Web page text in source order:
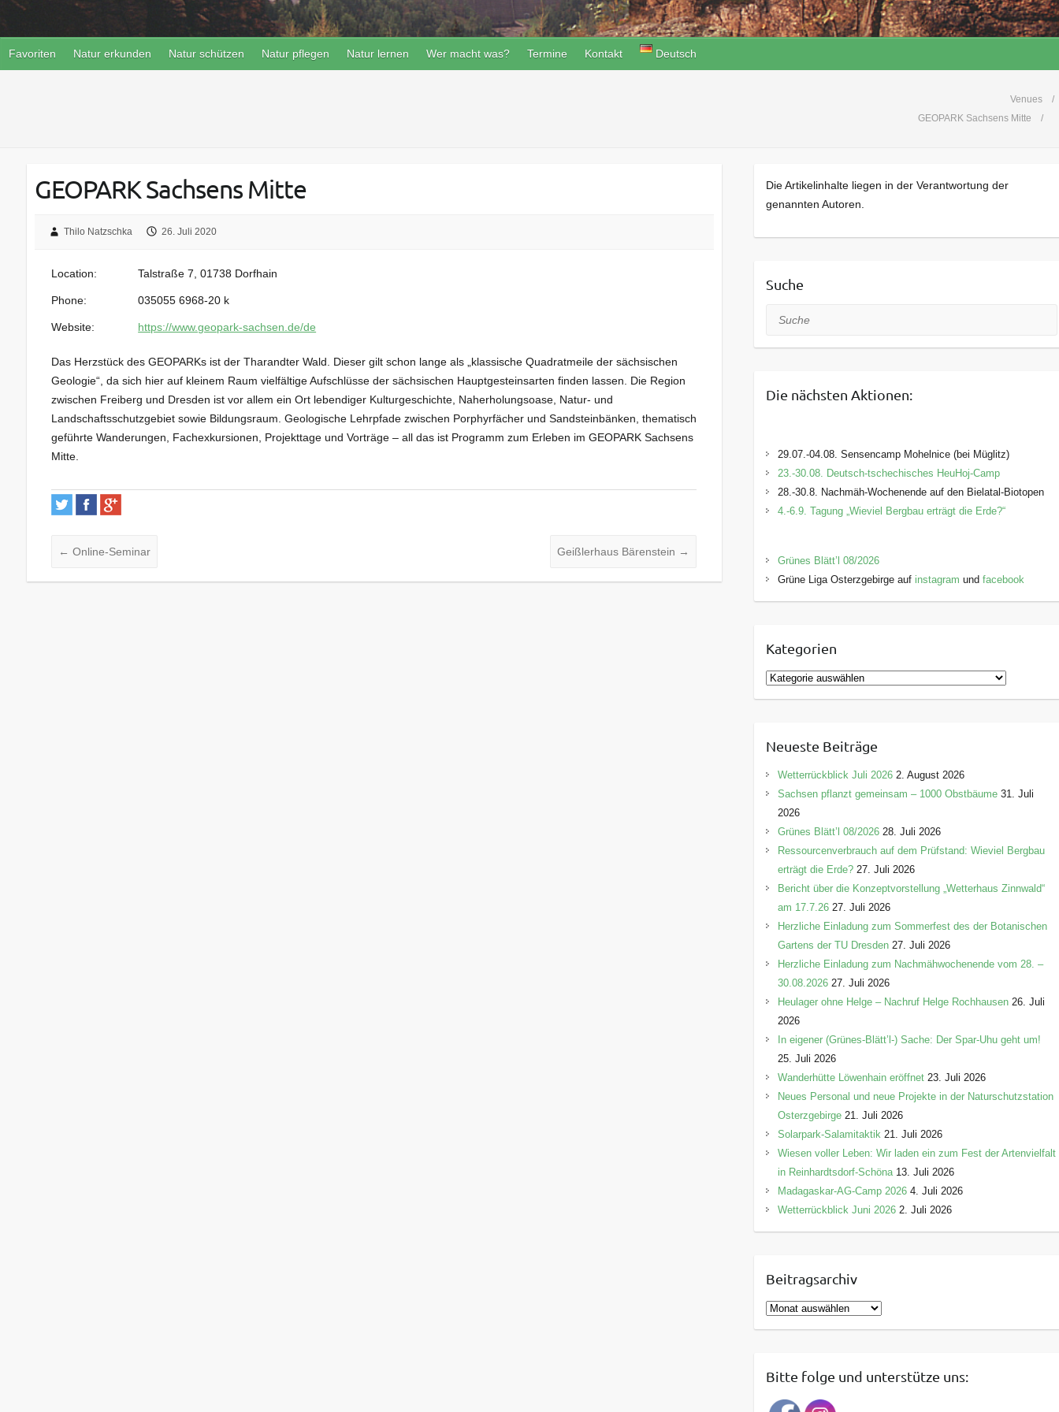
Favoriten Natur erkunden Natur schützen Natur pflegen Natur lernen Wer macht was? Termine Kontakt Deutsch
Venues
GEOPARK Sachsens Mitte
GEOPARK Sachsens Mitte
Thilo Natzschka 26. Juli 2020
Location: Talstraße 7, 01738 Dorfhain
Phone: 035055 6968-20 k
Website: https://www.geopark-sachsen.de/de
Das Herzstück des GEOPARKs ist der Tharandter Wald. Dieser gilt schon lange als „klassische Quadratmeile der sächsischen
Geologie“, da sich hier auf kleinem Raum vielfältige Aufschlüsse der sächsischen Hauptgesteinsarten finden lassen. Die Region
zwischen Freiberg und Dresden ist vor allem ein Ort lebendiger Kulturgeschichte, Naherholungsoase, Natur- und
Landschaftsschutzgebiet sowie Bildungsraum. Geologische Lehrpfade zwischen Porphyrfächer und Sandsteinbänken, thematisch
geführte Wanderungen, Fachexkursionen, Projekttage und Vorträge – all das ist Programm zum Erleben im GEOPARK Sachsens
Mitte.
← Online-Seminar Geißlerhaus Bärenstein →
Die Artikelinhalte liegen in der Verantwortung der
genannten Autoren.
Suche
Suche
Die nächsten Aktionen:
29.07.-04.08. Sensencamp Mohelnice (bei Müglitz)
23.-30.08. Deutsch-tschechisches HeuHoj-Camp
28.-30.8. Nachmäh-Wochenende auf den Bielatal-Biotopen
4.-6.9. Tagung „Wieviel Bergbau erträgt die Erde?“
Grünes Blätt’l 08/2026
Grüne Liga Osterzgebirge auf instagram und facebook
Kategorien
K
a
g
o
r
e
n
Neueste Beiträge
Wetterrückblick Juli 2026 2. August 2026
Sachsen pflanzt gemeinsam – 1000 Obstbäume 31. Juli
2026
Grünes Blätt’l 08/2026 28. Juli 2026
Ressourcenverbrauch auf dem Prüfstand: Wieviel Bergbau
erträgt die Erde? 27. Juli 2026
Bericht über die Konzeptvorstellung „Wetterhaus Zinnwald“
am 17.7.26 27. Juli 2026
Herzliche Einladung zum Sommerfest des der Botanischen
Gartens der TU Dresden 27. Juli 2026
Herzliche Einladung zum Nachmähwochenende vom 28. –
30.08.2026 27. Juli 2026
Heulager ohne Helge – Nachruf Helge Rochhausen 26. Juli
2026
In eigener (Grünes-Blätt’l-) Sache: Der Spar-Uhu geht um!
25. Juli 2026
Wanderhütte Löwenhain eröffnet 23. Juli 2026
Neues Personal und neue Projekte in der Naturschutzstation
Osterzgebirge 21. Juli 2026
Solarpark-Salamitaktik 21. Juli 2026
Wiesen voller Leben: Wir laden ein zum Fest der Artenvielfalt
in Reinhardtsdorf-Schöna 13. Juli 2026
Madagaskar-AG-Camp 2026 4. Juli 2026
Wetterrückblick Juni 2026 2. Juli 2026
Beitragsarchiv
B
e
rBitte folge und unterstütze uns: